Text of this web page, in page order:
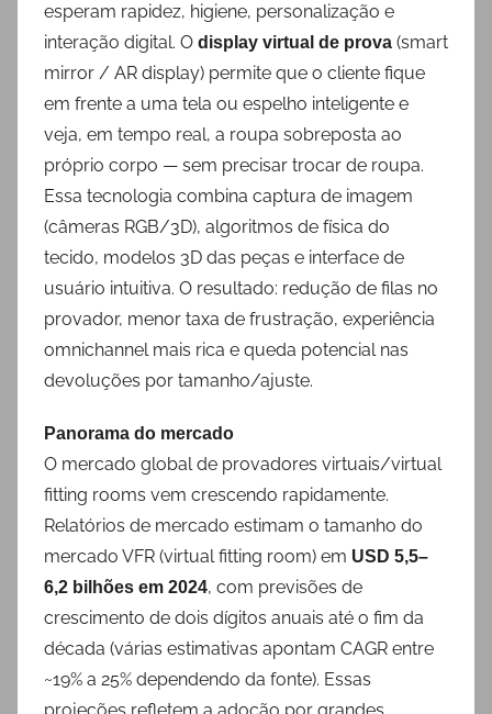
esperam rapidez, higiene, personalização e
interação digital. O display virtual de prova (smart
mirror / AR display) permite que o cliente fique
em frente a uma tela ou espelho inteligente e
veja, em tempo real, a roupa sobreposta ao
próprio corpo — sem precisar trocar de roupa.
Essa tecnologia combina captura de imagem
(câmeras RGB/3D), algoritmos de física do
tecido, modelos 3D das peças e interface de
usuário intuitiva. O resultado: redução de filas no
provador, menor taxa de frustração, experiência
omnichannel mais rica e queda potencial nas
devoluções por tamanho/ajuste.
Panorama do mercado
O mercado global de provadores virtuais/virtual
fitting rooms vem crescendo rapidamente.
Relatórios de mercado estimam o tamanho do
mercado VFR (virtual fitting room) em USD 5,5–
6,2 bilhões em 2024, com previsões de
crescimento de dois dígitos anuais até o fim da
década (várias estimativas apontam CAGR entre
~19% a 25% dependendo da fonte). Essas